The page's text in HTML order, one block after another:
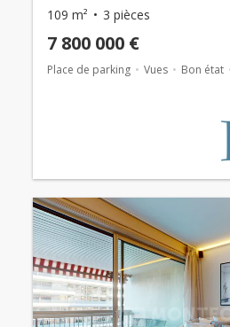
109 m² 3 pièces
7 800 000 €
Place de parking Vues Bon état